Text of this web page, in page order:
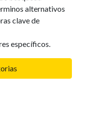
alternativos
clave de
específicos.